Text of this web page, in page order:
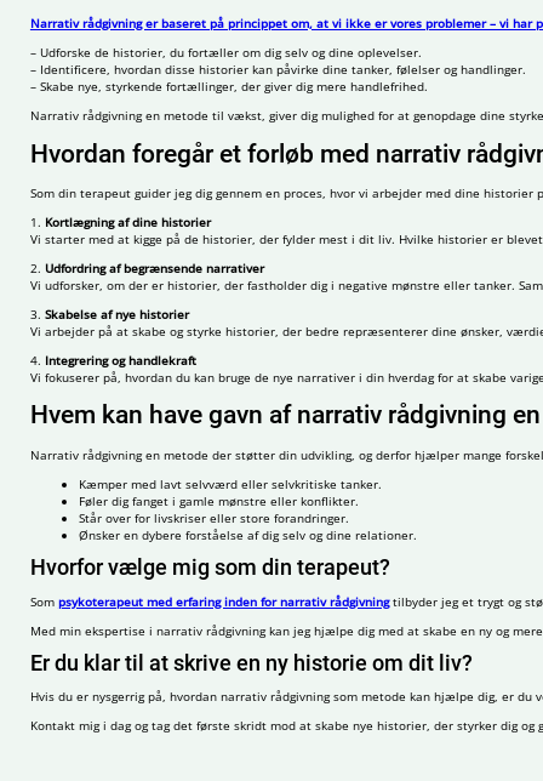
Narrativ rådgivning er baseret på princippet om, at vi ikke er vores problemer – vi har
– Udforske de historier, du fortæller om dig selv og dine oplevelser.
– Identificere, hvordan disse historier kan påvirke dine tanker, følelser og handlinger.
– Skabe nye, styrkende fortællinger, der giver dig mere handlefrihed.
Narrativ rådgivning en metode til vækst, giver dig mulighed for at genopdage dine
Hvordan foregår et forløb med narrativ
Som din terapeut guider jeg dig gennem en proces, hvor vi arbejder med dine
1. Kortlægning af dine historier
Vi starter med at kigge på de historier, der fylder mest i dit liv. Hvilke historier er
2. Udfordring af begrænsende narrativer
Vi udforsker, om der er historier, der fastholder dig i negative mønstre eller tanker.
3. Skabelse af nye historier
Vi arbejder på at skabe og styrke historier, der bedre repræsenterer dine ønsker,
4. Integrering og handlekraft
Vi fokuserer på, hvordan du kan bruge de nye narrativer i din hverdag for at skabe
Hvem kan have gavn af narrativ rådgivning
Narrativ rådgivning en metode der støtter din udvikling, og derfor hjælper mange
Kæmper med lavt selvværd eller selvkritiske tanker.
Føler dig fanget i gamle mønstre eller konflikter.
Står over for livskriser eller store forandringer.
Ønsker en dybere forståelse af dig selv og dine relationer.
Hvorfor vælge mig som din terapeut?
Som psykoterapeut med erfaring inden for narrativ rådgivningtilbyder jeg et trygt og
Med min ekspertise i narrativ rådgivning kan jeg hjælpe dig med at skabe en ny og
Er du klar til at skrive en ny historie om dit liv?
Hvis du er nysgerrig på, hvordan narrativ rådgivning som metode kan hjælpe dig, er
Kontakt mig i dag og tag det første skridt mod at skabe nye historier, der styrker dig